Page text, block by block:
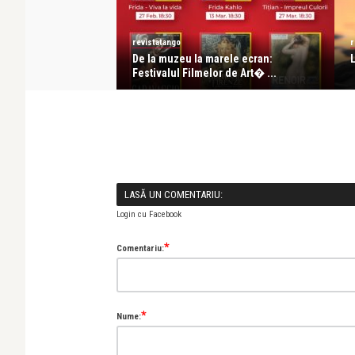
revistatango
De la muzeu la marele ecran:
Festivalul Filmelor de Art� ...
LASĂ UN COMENTARIU:
Login cu Facebook
Comentariu:*
Nume:*